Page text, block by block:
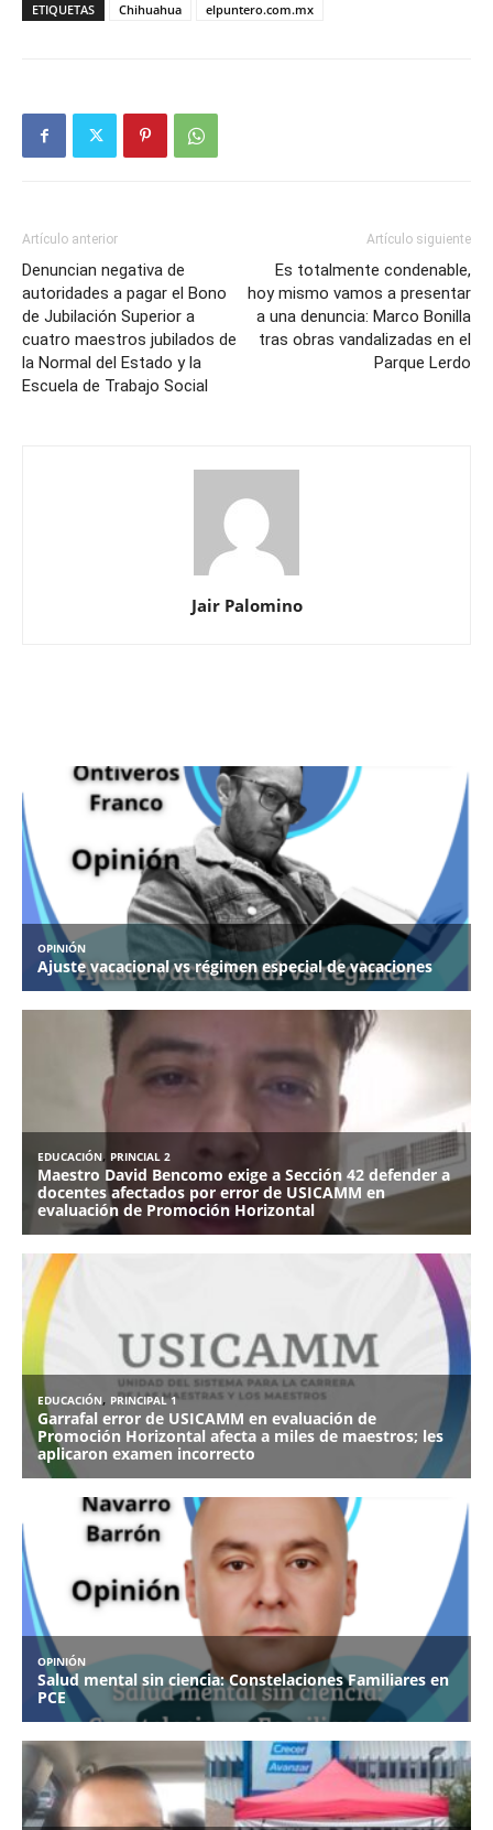
ETIQUETAS Chihuahua elpuntero.com.mx
Artículo anterior
Denuncian negativa de
autoridades a pagar el Bono
de Jubilación Superior a
cuatro maestros jubilados de
la Normal del Estado y la
Escuela de Trabajo Social
Artículo siguiente
Es totalmente condenable,
hoy mismo vamos a presentar
a una denuncia: Marco Bonilla
tras obras vandalizadas en el
Parque Lerdo
Jair Palomino